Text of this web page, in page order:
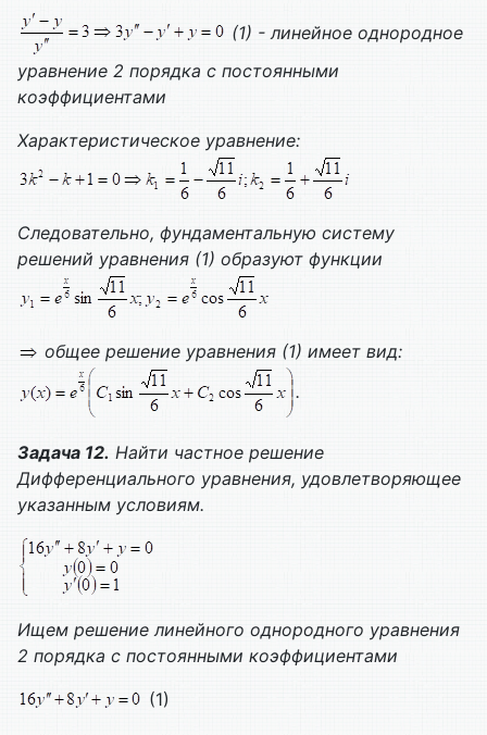
(1) - линейное однородное
уравнение 2 порядка с постоянными
коэффициентами
Характеристическое уравнение:
Следовательно, фундаментальную систему
решений уравнения (1) образуют функции
общее решение уравнения (1) имеет вид:
.
Задача 12. Найти частное решение
Дифференциального уравнения, удовлетворяющее
указанным условиям.
Ищем решение линейного однородного уравнения
2 порядка с постоянными коэффициентами
(1)